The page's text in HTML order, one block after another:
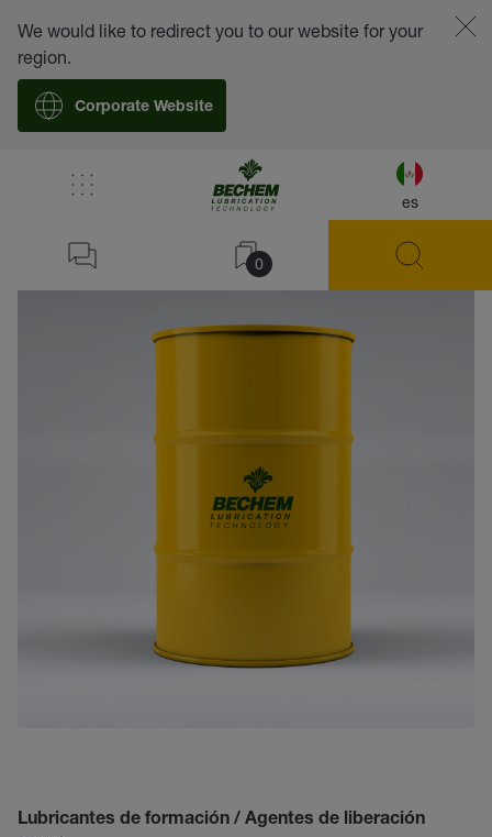
es
0
We would like to redirect you to our website for your
region.
Corporate Website
Lubricantes de formación / Agentes de liberación